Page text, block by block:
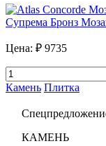
Цена: ₽ 9735
Камень Плитка
КАМЕНЬ